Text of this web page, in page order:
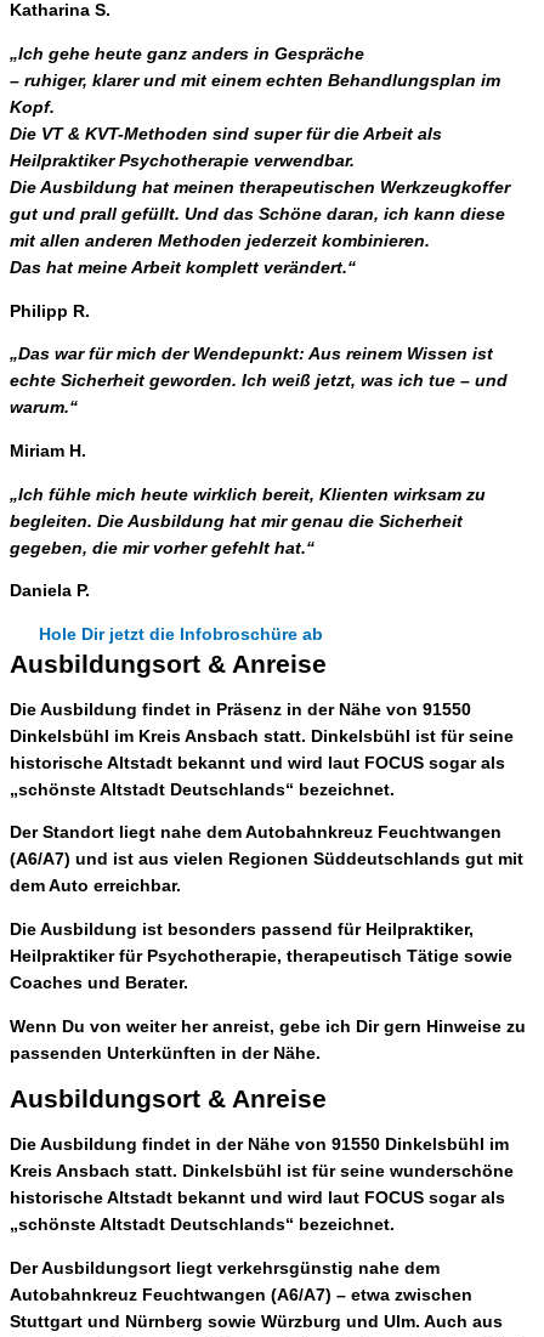
Katharina S.
„Ich gehe heute ganz anders in Gespräche
– ruhiger, klarer und mit einem echten Behandlungsplan im
Kopf.
Die VT & KVT-Methoden sind super für die Arbeit als
Heilpraktiker Psychotherapie verwendbar.
Die Ausbildung hat meinen therapeutischen Werkzeugkoffer
gut und prall gefüllt. Und das Schöne daran, ich kann diese
mit allen anderen Methoden jederzeit kombinieren.
Das hat meine Arbeit komplett verändert.“
Philipp R.
„Das war für mich der Wendepunkt: Aus reinem Wissen ist
echte Sicherheit geworden. Ich weiß jetzt, was ich tue – und
warum.“
Miriam H.
„Ich fühle mich heute wirklich bereit, Klienten wirksam zu
begleiten. Die Ausbildung hat mir genau die Sicherheit
gegeben, die mir vorher gefehlt hat.“
Daniela P.
Hole Dir jetzt die Infobroschüre ab
Ausbildungsort & Anreise
Die Ausbildung findet in Präsenz in der Nähe von 91550
Dinkelsbühl im Kreis Ansbach statt. Dinkelsbühl ist für seine
historische Altstadt bekannt und wird laut FOCUS sogar als
„schönste Altstadt Deutschlands“ bezeichnet.
Der Standort liegt nahe dem Autobahnkreuz Feuchtwangen
(A6/A7) und ist aus vielen Regionen Süddeutschlands gut mit
dem Auto erreichbar.
Die Ausbildung ist besonders passend für Heilpraktiker,
Heilpraktiker für Psychotherapie, therapeutisch Tätige sowie
Coaches und Berater.
Wenn Du von weiter her anreist, gebe ich Dir gern Hinweise zu
passenden Unterkünften in der Nähe.
Ausbildungsort & Anreise
Die Ausbildung findet in der Nähe von 91550 Dinkelsbühl im
Kreis Ansbach statt. Dinkelsbühl ist für seine wunderschöne
historische Altstadt bekannt und wird laut FOCUS sogar als
„schönste Altstadt Deutschlands“ bezeichnet.
Der Ausbildungsort liegt verkehrsgünstig nahe dem
Autobahnkreuz Feuchtwangen (A6/A7) – etwa zwischen
Stuttgart und Nürnberg sowie Würzburg und Ulm. Auch aus